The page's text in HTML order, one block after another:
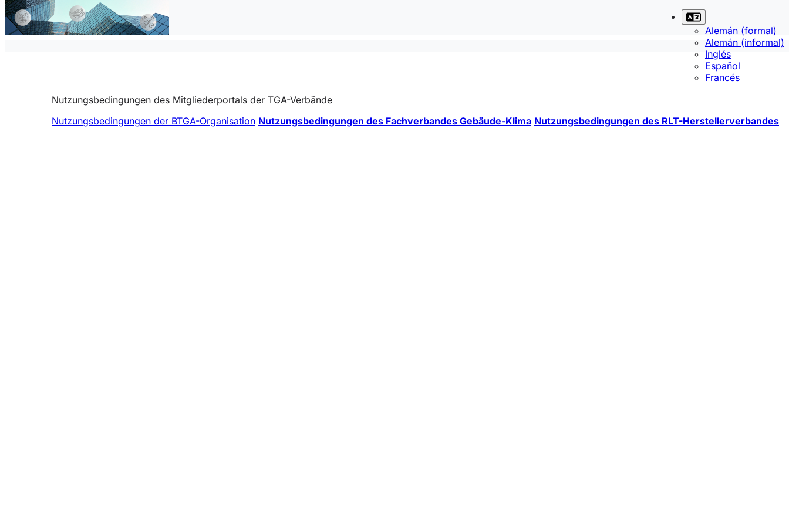
Alemán (formal)
Alemán (informal)
Inglés
Español
Francés
Nutzungsbedingungen des Mitgliederportals der TGA-Verbände
Nutzungsbedingungen der BTGA-Organisation Nutzungsbedingungen des Fachverbandes Gebäude-Klima Nutzungsbedingungen des RLT-Herstellerverbandes